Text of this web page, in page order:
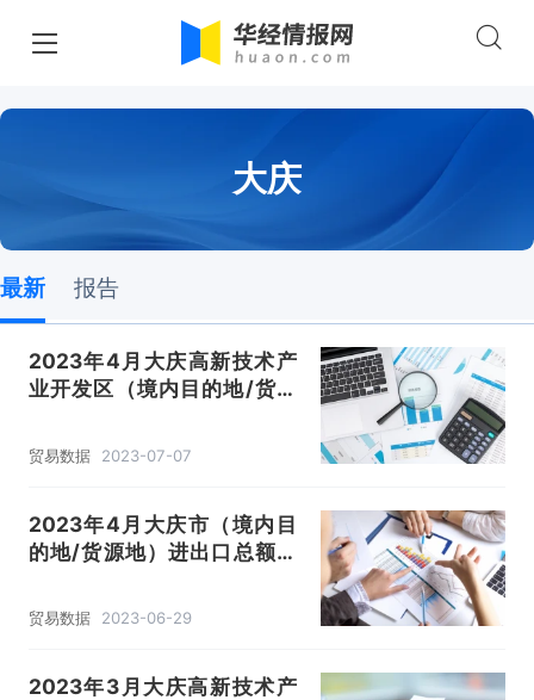
大庆
最新 报告
2023年4月大庆高新技术产
业开发区（境内目的地/货源
统计分析
贸易数据 2023-07-07
2023年4月大庆市（境内目
的地/货源地）进出口总额及
贸易数据 2023-06-29
2023年3月大庆高新技术产